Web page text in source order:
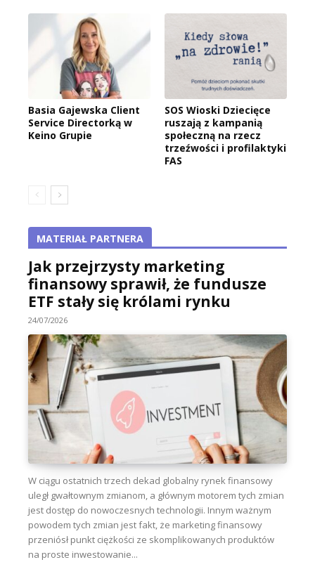
Basia Gajewska Client
Service Directorką w
Keino Grupie
SOS Wioski Dziecięce
ruszają z kampanią
społeczną na rzecz
trzeźwości i profilaktyki
FAS
MATERIAŁ PARTNERA
Jak przejrzysty marketing
finansowy sprawił, że fundusze
ETF stały się królami rynku
24/07/2026
W ciągu ostatnich trzech dekad globalny rynek finansowy
uległ gwałtownym zmianom, a głównym motorem tych zmian
jest dostęp do nowoczesnych technologii. Innym ważnym
powodem tych zmian jest fakt, że marketing finansowy
przeniósł punkt ciężkości ze skomplikowanych produktów
na proste inwestowanie...